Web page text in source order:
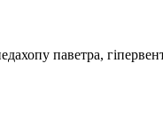
паветра,